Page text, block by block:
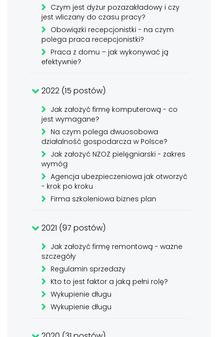
Czym jest dyżur pozazakładowy i czy
jest wliczany do czasu pracy?
Obowiązki recepcjonistki - na czym
polega praca recepcjonistki?
Praca z domu – jak wykonywać ją
efektywnie?
2022 (15 postów)
Jak założyć firmę komputerową - co
jest wymagane?
Na czym polega dwuosobowa
działalność gospodarcza w Polsce?
Jak założyć NZOZ pielęgniarski - zakres
wymóg
Agencja ubezpieczeniowa jak otworzyć
- krok po kroku
Firma szkoleniowa biznes plan
2021 (97 postów)
Jak założyć firmę remontową - ważne
szczegóły
Regulamin sprzedaży
Kto to jest faktor a jaką pełni rolę?
Wykupienie długu
Wykupienie długu